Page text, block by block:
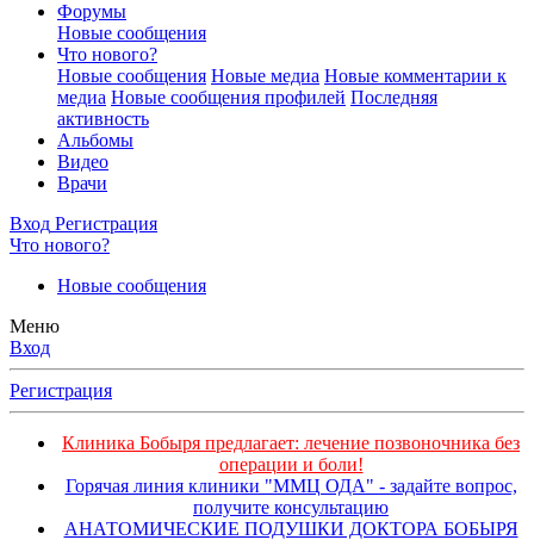
Форумы
Новые сообщения
Что нового?
Новые сообщения Новые медиа Новые комментарии к
медиа Новые сообщения профилей Последняя
активность
Альбомы
Видео
Врачи
Вход Регистрация
Что нового?
Новые сообщения
Меню
Вход
Регистрация
Клиника Бобыря предлагает: лечение позвоночника без
операции и боли!
Горячая линия клиники "ММЦ ОДА" - задайте вопрос,
получите консультацию
АНАТОМИЧЕСКИЕ ПОДУШКИ ДОКТОРА БОБЫРЯ